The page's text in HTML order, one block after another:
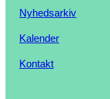
Nyhedsarkiv
Kalender
Kontakt